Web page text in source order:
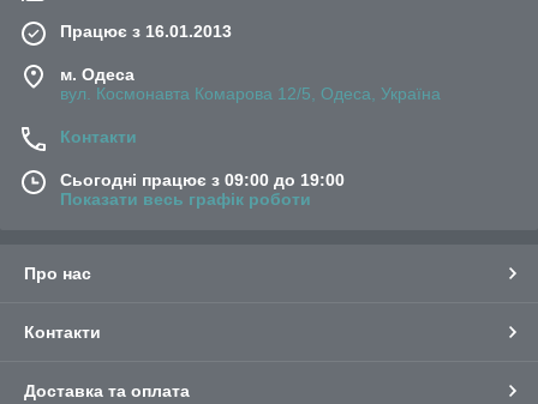
Працює з 16.01.2013
м. Одеса
вул. Космонавта Комарова 12/5, Одеса, Україна
Контакти
Сьогодні працює з 09:00 до 19:00
Показати весь графік роботи
Про нас
Контакти
Доставка та оплата